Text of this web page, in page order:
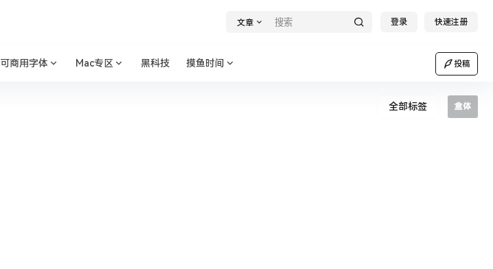
文章 登录 快速注册
商用字体 Mac专区 黑科技 摸鱼时间 投稿
全部标签 盒体